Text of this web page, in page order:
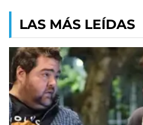
LAS MÁS LEÍDAS